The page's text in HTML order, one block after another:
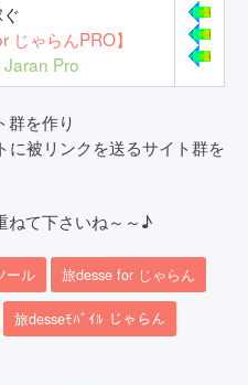
じゃらんPRO】
Pro
群を作り
被リンクを送るサイト群を
て下さいね～～♪
ール 旅desse for じゃらん
旅desseﾓﾊﾞｲﾙ じゃらん